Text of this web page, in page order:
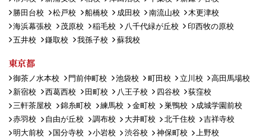
勝田台校
松戸校 船橋校 成田校 南流山校
木更津校
海浜幕張校
茂原校 稲毛校 八千代緑が丘校
印西牧の原校
五井校
鎌取校 我孫子校 蘇我校
東京都
御茶ノ水本校 門前仲町校 池袋校 町田校 立川校
高田馬場校
新宿校
西葛西校 田町校 八王子校 四谷校
荻窪校
三軒茶屋校
錦糸町校 練馬校 金町校 巣鴨校
成城学園前校
赤羽校
自由が丘校 調布校 大井町校 北千住校
吉祥寺校
明大前校
国分寺校 小岩校 渋谷校 神保町校
上野校